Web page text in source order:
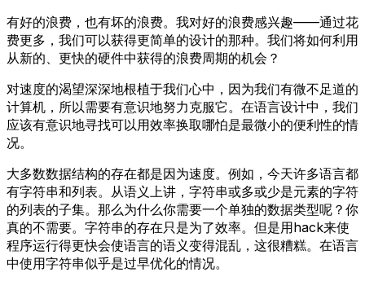
有好的浪费，也有坏的浪费。我对好的浪费感兴趣——通过花
费更多，我们可以获得更简单的设计的那种。我们将如何利用
从新的、更快的硬件中获得的浪费周期的机会？
对速度的渴望深深地根植于我们心中，因为我们有微不足道的
计算机，所以需要有意识地努力克服它。在语言设计中，我们
应该有意识地寻找可以用效率换取哪怕是最微小的便利性的情
况。
大多数数据结构的存在都是因为速度。例如，今天许多语言都
有字符串和列表。从语义上讲，字符串或多或少是元素的字符
的列表的子集。那么为什么你需要一个单独的数据类型呢？你
真的不需要。字符串的存在只是为了效率。但是用hack来使
程序运行得更快会使语言的语义变得混乱，这很糟糕。在语言
中使用字符串似乎是过早优化的情况。